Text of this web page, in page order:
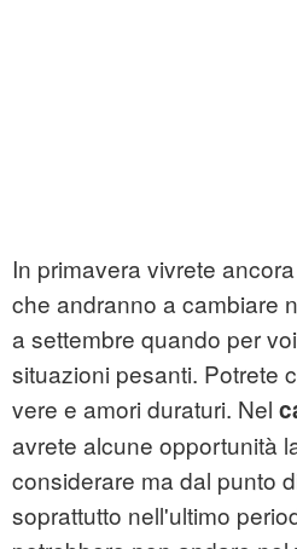
In primavera vivrete
che andranno a cambiare
a settembre quando per
situazioni pesanti. Potrete
vere e amori duraturi. Nel
avrete alcune opportunità
considerare ma dal punto
soprattutto nell'ultimo